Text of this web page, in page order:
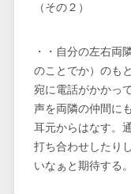
（その２）
・・自分の左右両
のことでか）のもと
宛に電話がかかっ
声を両隣の仲間に
耳元からはなす。
打ち合わせしたり
いなぁと期待する